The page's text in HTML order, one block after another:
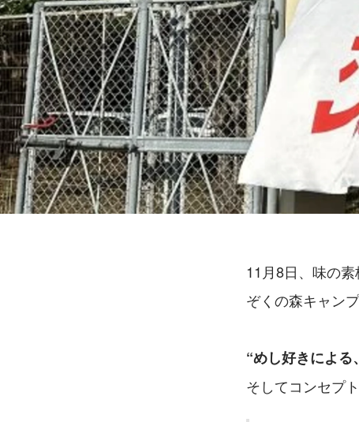
11月8日、味の
ぞくの森キャン
“めし好きによ
そしてコンセプ